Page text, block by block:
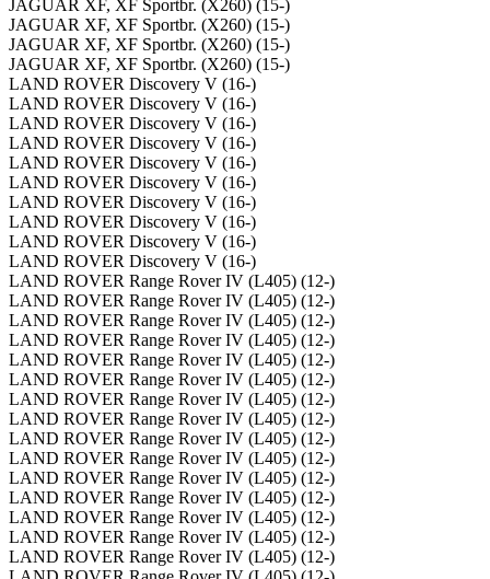
JAGUAR XF, XF Sportbr. (X260) (15-)
JAGUAR XF, XF Sportbr. (X260) (15-)
JAGUAR XF, XF Sportbr. (X260) (15-)
JAGUAR XF, XF Sportbr. (X260) (15-)
LAND ROVER Discovery V (16-)
LAND ROVER Discovery V (16-)
LAND ROVER Discovery V (16-)
LAND ROVER Discovery V (16-)
LAND ROVER Discovery V (16-)
LAND ROVER Discovery V (16-)
LAND ROVER Discovery V (16-)
LAND ROVER Discovery V (16-)
LAND ROVER Discovery V (16-)
LAND ROVER Discovery V (16-)
LAND ROVER Range Rover IV (L405) (12-)
LAND ROVER Range Rover IV (L405) (12-)
LAND ROVER Range Rover IV (L405) (12-)
LAND ROVER Range Rover IV (L405) (12-)
LAND ROVER Range Rover IV (L405) (12-)
LAND ROVER Range Rover IV (L405) (12-)
LAND ROVER Range Rover IV (L405) (12-)
LAND ROVER Range Rover IV (L405) (12-)
LAND ROVER Range Rover IV (L405) (12-)
LAND ROVER Range Rover IV (L405) (12-)
LAND ROVER Range Rover IV (L405) (12-)
LAND ROVER Range Rover IV (L405) (12-)
LAND ROVER Range Rover IV (L405) (12-)
LAND ROVER Range Rover IV (L405) (12-)
LAND ROVER Range Rover IV (L405) (12-)